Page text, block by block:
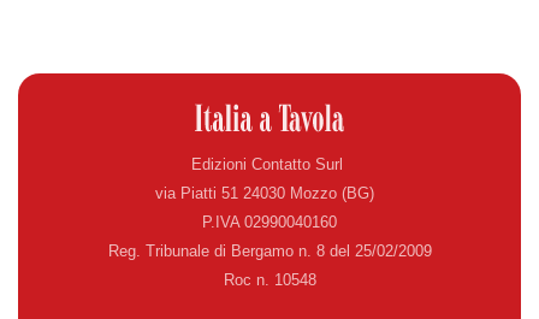
Edizioni Contatto Surl
via Piatti 51 24030 Mozzo (BG)
P.IVA 02990040160
Reg. Tribunale di Bergamo n. 8 del 25/02/2009
Roc n. 10548